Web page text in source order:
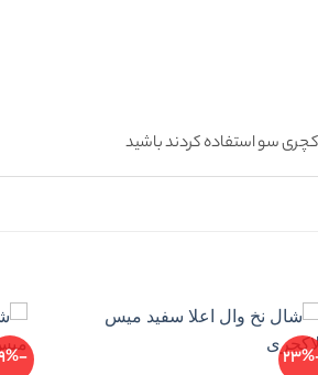
سو استفاده کردند باشید
-
-19%